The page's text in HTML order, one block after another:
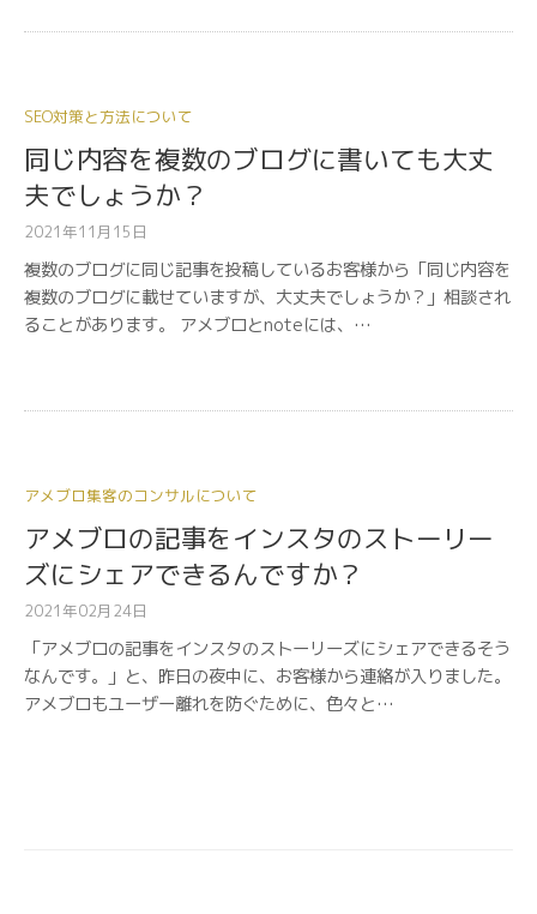
SEO対策と方法について
同じ内容を複数のブログに書いても大丈
夫でしょうか？
2021年11月15日
複数のブログに同じ記事を投稿しているお客様から「同じ内容を
複数のブログに載せていますが、大丈夫でしょうか？」相談され
ることがあります。 アメブロとnoteには、…
アメブロ集客のコンサルについて
アメブロの記事をインスタのストーリー
ズにシェアできるんですか？
2021年02月24日
「アメブロの記事をインスタのストーリーズにシェアできるそう
なんです。」と、昨日の夜中に、お客様から連絡が入りました。
アメブロもユーザー離れを防ぐために、色々と…